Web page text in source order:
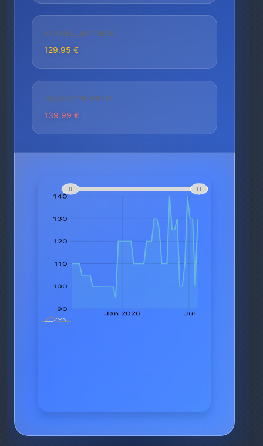
AKTUELLER PREIS
129.95 €
HÖCHSTER PREIS
139.99 €